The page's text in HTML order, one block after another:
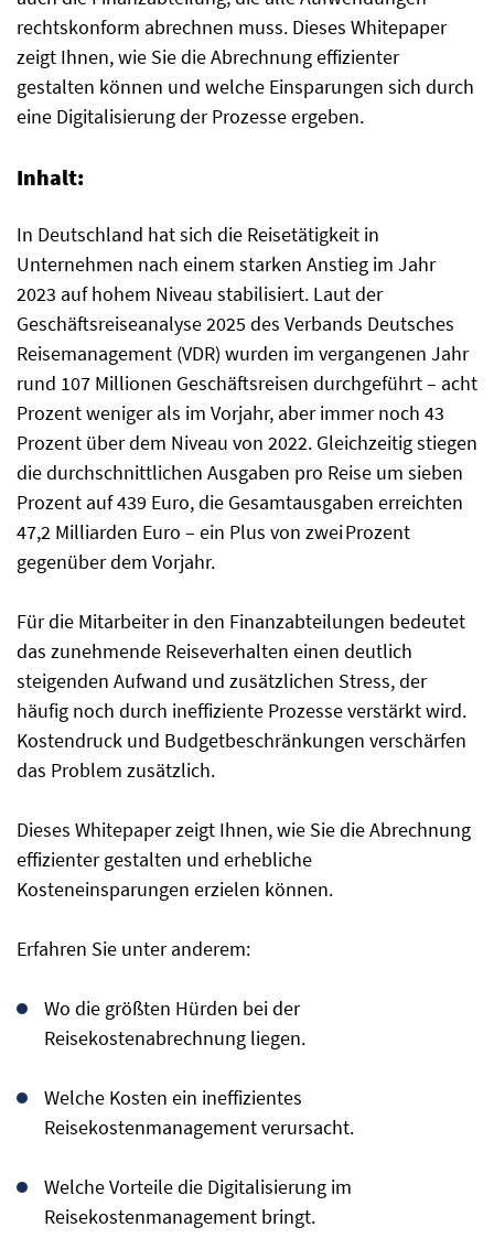
rechtskonform abrechnen muss. Dieses Whitepaper
zeigt Ihnen, wie Sie die Abrechnung effizienter
gestalten können und welche Einsparungen sich durch
eine Digitalisierung der Prozesse ergeben.
Inhalt:
In Deutschland hat sich die Reisetätigkeit in
Unternehmen nach einem starken Anstieg im Jahr
2023 auf hohem Niveau stabilisiert. Laut der
Geschäftsreiseanalyse 2025 des Verbands Deutsches
Reisemanagement (VDR) wurden im vergangenen Jahr
rund 107 Millionen Geschäftsreisen durchgeführt – acht
Prozent weniger als im Vorjahr, aber immer noch 43
Prozent über dem Niveau von 2022. Gleichzeitig stiegen
die durchschnittlichen Ausgaben pro Reise um sieben
Prozent auf 439 Euro, die Gesamtausgaben erreichten
47,2 Milliarden Euro – ein Plus von zwei Prozent
gegenüber dem Vorjahr.
Für die Mitarbeiter in den Finanzabteilungen bedeutet
das zunehmende Reiseverhalten einen deutlich
steigenden Aufwand und zusätzlichen Stress, der
häufig noch durch ineffiziente Prozesse verstärkt wird.
Kostendruck und Budgetbeschränkungen verschärfen
das Problem zusätzlich.
Dieses Whitepaper zeigt Ihnen, wie Sie die Abrechnung
effizienter gestalten und erhebliche
Kosteneinsparungen erzielen können.
Erfahren Sie unter anderem:
Wo die größten Hürden bei der
Reisekostenabrechnung liegen.
Welche Kosten ein ineffizientes
Reisekostenmanagement verursacht.
Welche Vorteile die Digitalisierung im
Reisekostenmanagement bringt.